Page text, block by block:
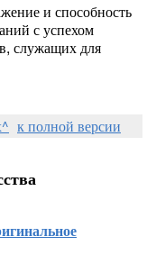
и способность
с успехом
служащих для
к полной версии